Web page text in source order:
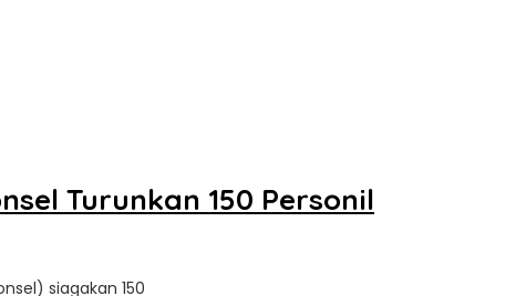
Turunkan 150 Personil
siagakan 150